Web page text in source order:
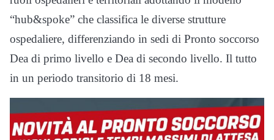
“hub&spoke” che classifica le diverse strutture
ospedaliere, differenziando in sedi di Pronto soccorso
Dea di primo livello e Dea di secondo livello. Il tutto
in un periodo transitorio di 18 mesi.